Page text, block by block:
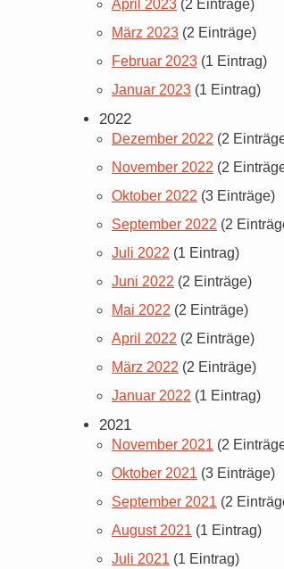
April 2023 (2 Einträge)
März 2023 (2 Einträge)
Februar 2023 (1 Eintrag)
Januar 2023 (1 Eintrag)
2022
Dezember 2022 (2
November 2022 (2
Oktober 2022 (3 Einträge)
September 2022 (2
Juli 2022 (1 Eintrag)
Juni 2022 (2 Einträge)
Mai 2022 (2 Einträge)
April 2022 (2 Einträge)
März 2022 (2 Einträge)
Januar 2022 (1 Eintrag)
2021
November 2021 (2
Oktober 2021 (3 Einträge)
September 2021 (2
August 2021 (1 Eintrag)
Juli 2021 (1 Eintrag)